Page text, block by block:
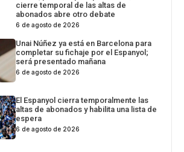
cierre temporal de las altas de
abonados abre otro debate
6 de agosto de 2026
Unai Núñez ya está en Barcelona para
completar su fichaje por el Espanyol;
será presentado mañana
6 de agosto de 2026
El Espanyol cierra temporalmente las
altas de abonados y habilita una lista de
espera
6 de agosto de 2026